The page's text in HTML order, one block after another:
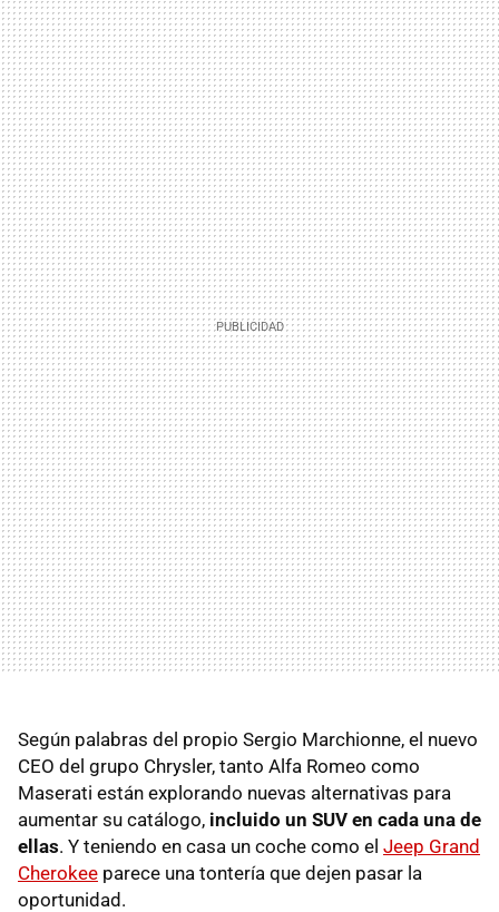
Según palabras del propio Sergio Marchionne, el nuevo
CEO del grupo Chrysler, tanto Alfa Romeo como
Maserati están explorando nuevas alternativas para
aumentar su catálogo, incluido un SUV en cada una de
ellas. Y teniendo en casa un coche como el Jeep Grand
Cherokee parece una tontería que dejen pasar la
oportunidad.